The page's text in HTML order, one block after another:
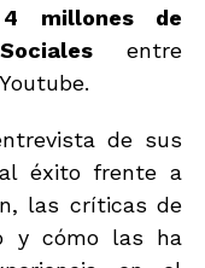
4 millones de
entre
de sus
éxito frente a
las críticas de
y cómo las ha